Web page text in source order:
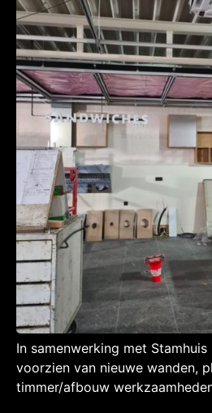
In samenwerking met
voorzien van nieuwe wanden,
timmer/afbouw